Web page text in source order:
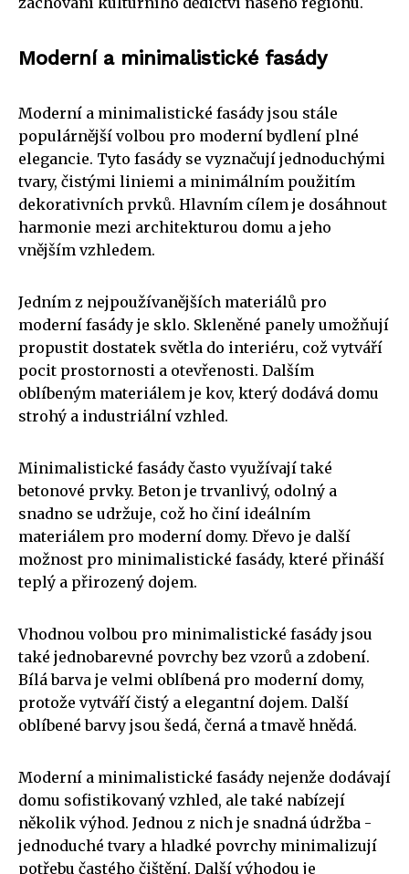
Moderní a minimalistické fasády
Moderní a minimalistické fasády jsou stále
populárnější volbou pro moderní bydlení plné
elegancie. Tyto fasády se vyznačují jednoduchými
tvary, čistými liniemi a minimálním použitím
dekorativních prvků. Hlavním cílem je dosáhnout
harmonie mezi architekturou domu a jeho
vnějším vzhledem.
Jedním z nejpoužívanějších materiálů pro
moderní fasády je sklo. Skleněné panely umožňují
propustit dostatek světla do interiéru, což vytváří
pocit prostornosti a otevřenosti. Dalším
oblíbeným materiálem je kov, který dodává domu
strohý a industriální vzhled.
Minimalistické fasády často využívají také
betonové prvky. Beton je trvanlivý, odolný a
snadno se udržuje, což ho činí ideálním
materiálem pro moderní domy. Dřevo je další
možnost pro minimalistické fasády, které přináší
teplý a přirozený dojem.
Vhodnou volbou pro minimalistické fasády jsou
také jednobarevné povrchy bez vzorů a zdobení.
Bílá barva je velmi oblíbená pro moderní domy,
protože vytváří čistý a elegantní dojem. Další
oblíbené barvy jsou šedá, černá a tmavě hnědá.
Moderní a minimalistické fasády nejenže dodávají
domu sofistikovaný vzhled, ale také nabízejí
několik výhod. Jednou z nich je snadná údržba -
jednoduché tvary a hladké povrchy minimalizují
potřebu častého čištění. Další výhodou je